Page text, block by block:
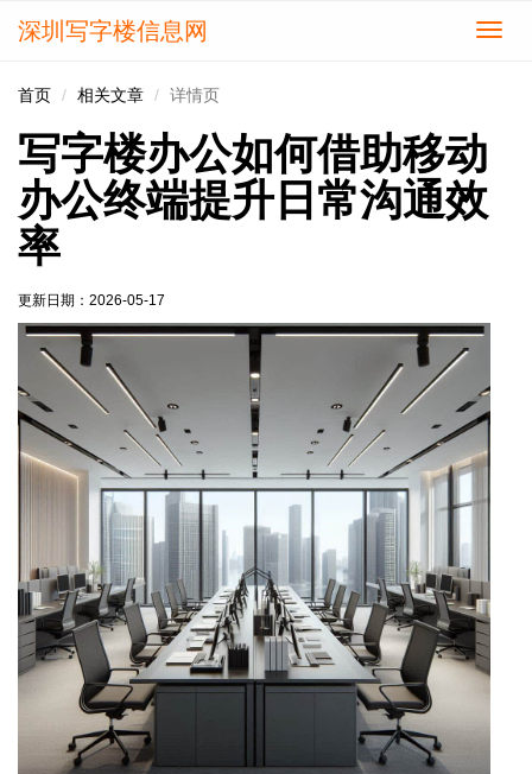
切
深圳写字楼信息网
首页 相关文章 详情页
写字楼办公如何借助移动
办公终端提升日常沟通效
率
更新日期： 2026-05-17